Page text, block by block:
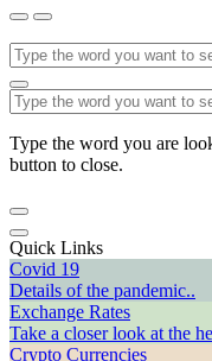
Type the word you are
button to close.
Quick Links
Covid 19
Details of the pandemic..
Exchange Rates
Take a closer look at the
Crypto Currencies